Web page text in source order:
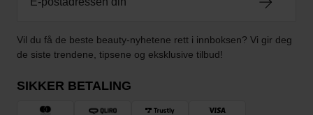
Vil du få de beste beauty-nyhetene rett i innboksen? Vi gir deg
de siste trendene, tipsene og eksklusive tilbud!
SIKKER BETALING